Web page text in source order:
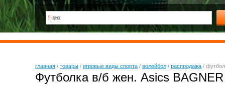
главная / товары / игровые виды спорта / волейбол / распродажа /
Футболка в/б жен. Asics